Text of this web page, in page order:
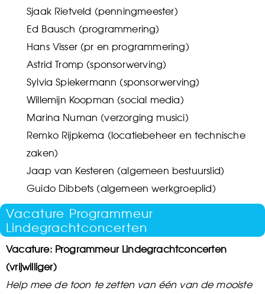
Sjaak Rietveld (penningmeester)
Ed Bausch (programmering)
Hans Visser (pr en programmering)
Astrid Tromp (sponsorwerving)
Sylvia Spiekermann (sponsorwerving)
Willemijn Koopman (social media)
Marina Numan (verzorging musici)
Remko Rijpkema (locatiebeheer en technische
zaken)
Jaap van Kesteren (algemeen bestuurslid)
Guido Dibbets (algemeen werkgroeplid)
Vacature Programmeur
Lindegrachtconcerten
Vacature: Programmeur Lindegrachtconcerten
(vrijwilliger)
Help mee de toon te zetten van één van de mooiste